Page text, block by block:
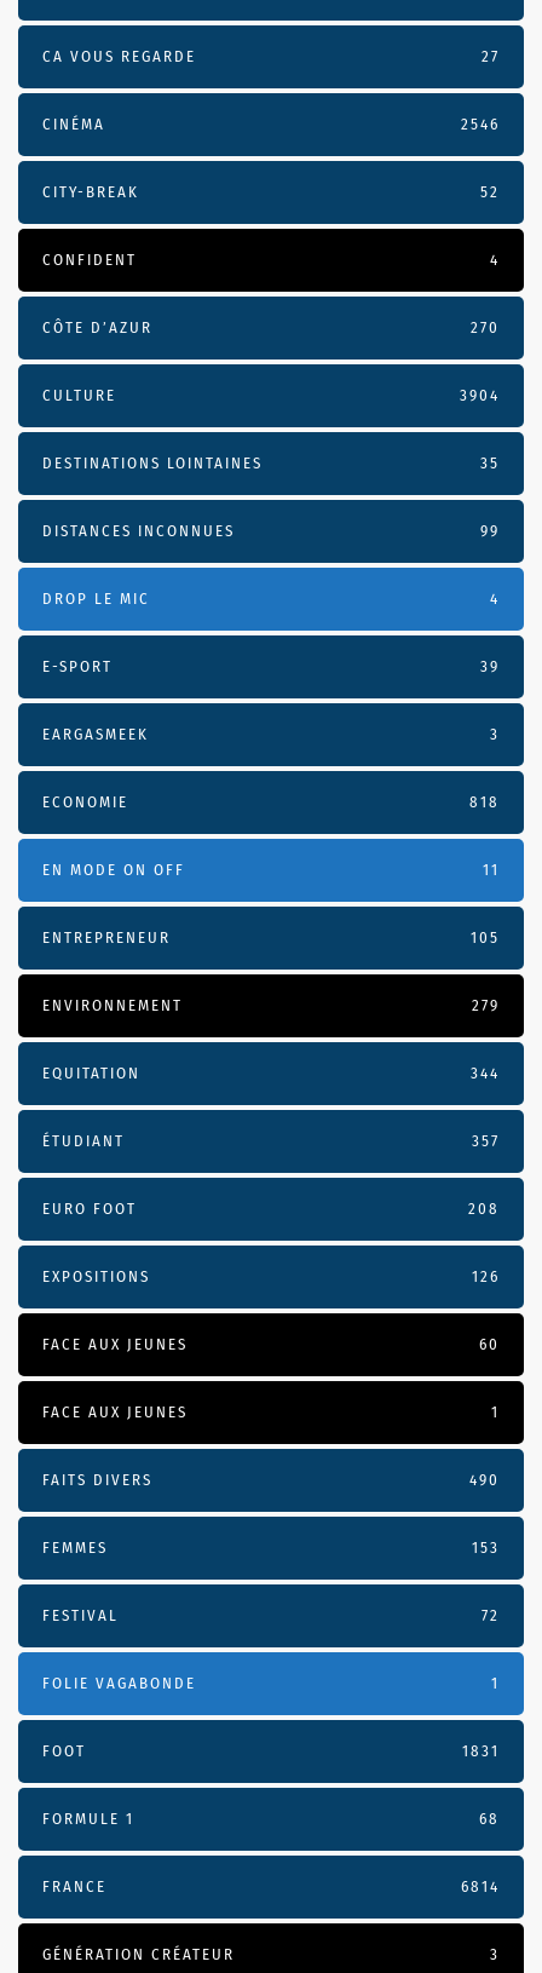
CA VOUS REGARDE 27
CINÉMA 2546
CITY-BREAK 52
CONFIDENT 4
CÔTE D’AZUR 270
CULTURE 3904
DESTINATIONS LOINTAINES 35
DISTANCES INCONNUES 99
DROP LE MIC 4
E-SPORT 39
EARGASMEEK 3
ECONOMIE 818
EN MODE ON OFF 11
ENTREPRENEUR 105
ENVIRONNEMENT 279
EQUITATION 344
ÉTUDIANT 357
EURO FOOT 208
EXPOSITIONS 126
FACE AUX JEUNES 60
FACE AUX JEUNES 1
FAITS DIVERS 490
FEMMES 153
FESTIVAL 72
FOLIE VAGABONDE 1
FOOT 1831
FORMULE 1 68
FRANCE 6814
GÉNÉRATION CRÉATEUR 3